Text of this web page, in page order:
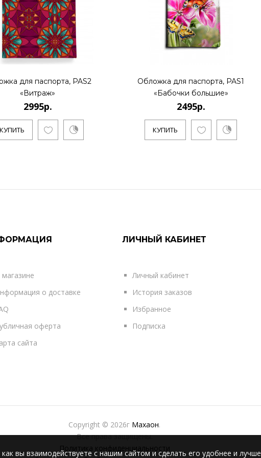
для паспорта, PAS2
«Витраж»
2995р.
КУПИТЬ
Обложка для паспорта, PAS1
«Бабочки большие»
2495р.
КУПИТЬ
о доставке
оферта
сайта
ЛИЧНЫЙ КАБИНЕТ
Личный кабинет
История заказов
Избранное
Подписка
Copyright © 2026г Махаон.
Все права защищены.
Политика конфиденциальности
вы взаимодействуете с нашим сайтом и сделать его удобнее и лучше